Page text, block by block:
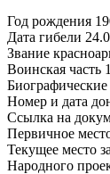
Год рождения
Дата гибели
Звание
Воинская часть
Номер и дата
Ссылка на
Первичное
Текущее место
Народного